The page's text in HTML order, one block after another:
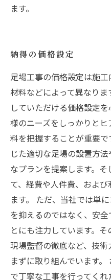
ます。
納得の価格設定
足場工事の価格設定は施
材料などによって異なり
していただける価格設定
様のニーズをしっかりと
料を把握することが重要
じた適切な足場の設置方
なプランを提案します。
て、経費や人件費、およ
ます。 ただ、当社では単
を抑えるのではなく、安
とにも注力しています。
現場監督の徹底など、技
まずに取り組んでいます
で丁寧な工事を行ってく